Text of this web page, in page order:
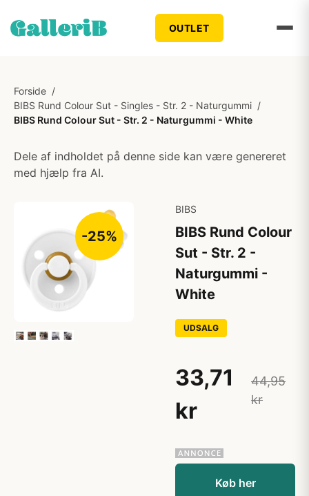
OUTLET
Forside /
BIBS Rund Colour Sut - Singles - Str. 2 - Naturgummi /
BIBS Rund Colour Sut - Str. 2 - Naturgummi - White
Dele af indholdet på denne side kan være genereret
med hjælp fra AI.
-25%
BIBS
BIBS Rund Colour
Sut - Str. 2 -
Naturgummi -
White
UDSALG
33,71
kr
44,95
kr
Køb her